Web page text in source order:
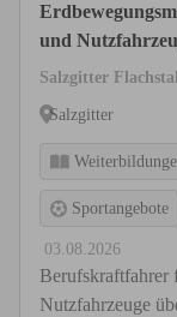
und
Salzgitter
Salzgitter
Sportangebote
03.08.2026
Berufskraftfahrer
Nutzfahrzeuge